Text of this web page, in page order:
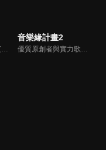
節目中的24位女嘉賓以亮滅燈方式來決定男嘉賓的去留，透過「愛之請回答」、「愛之再判斷」、「愛之終決選」三個環節來決定男女嘉賓的速配成功。
音樂緣計畫2
優質原創者與實力歌手雙向奔赴，全紀實呈現創作歷程，集結多元陣容碰撞火花，互選真人秀懸念不斷，品質舞台顛覆想像，打造現象級華語原創風暴。